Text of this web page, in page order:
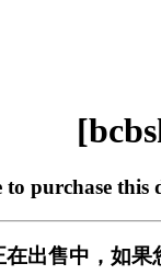
purchase this
在出售中，如